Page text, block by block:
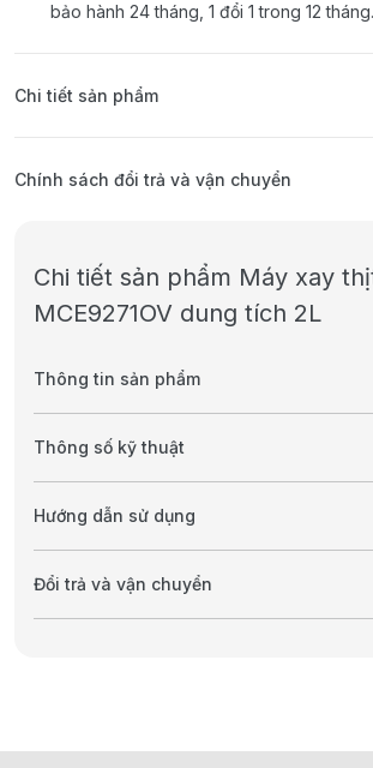
bảo hành 24 tháng, 1 đổi 1 trong 12 tháng.
Chi tiết sản phẩm
Chính sách đổi trả và vận chuyển
Chi tiết sản phẩm Máy xay
MCE9271OV dung tích 2L
Thông tin sản phẩm
Thông số kỹ thuật
Hướng dẫn sử dụng
Đổi trả và vận chuyển